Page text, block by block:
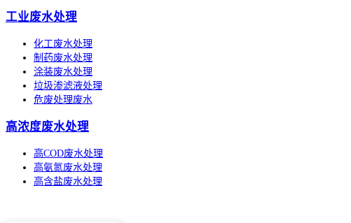
工业废水处理
化工废水处理
制药废水处理
涂装废水处理
垃圾渗滤液处理
危废处理废水
高浓度废水处理
高COD废水处理
高氨氮废水处理
高含盐废水处理